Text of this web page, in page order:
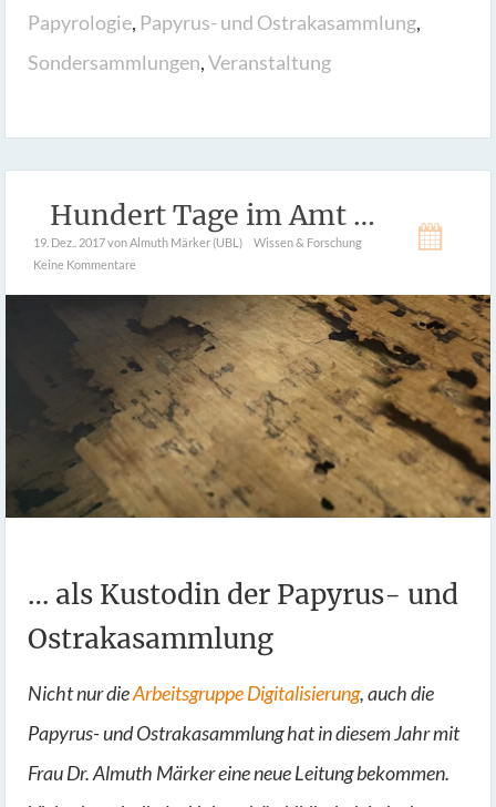
Papyrologie, Papyrus- und Ostrakasammlung,
Sondersammlungen,Veranstaltung
Hundert Tage im Amt …
19. Dez.. 2017von Almuth Märker (UBL)
Wissen & Forschung
Keine Kommentare
… als Kustodin der Papyrus- und
Ostrakasammlung
Nicht nur dieArbeitsgruppe Digitalisierung, auch die
Papyrus- und Ostrakasammlung hat in diesem Jahr mit
Frau Dr. Almuth Märker eine neue Leitung bekommen.